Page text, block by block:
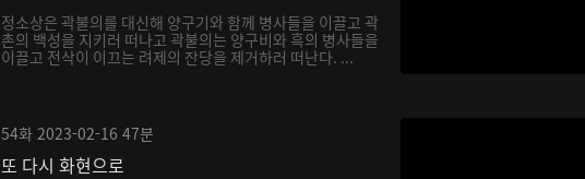
정소상은 곽불의를 대신해 양구기와 함께 병사들을 이끌고 곽
촌의 백성을 지키러 떠나고 곽불의는 양구비와 흑의 병사들을
이끌고 전삭이 이끄는 려제의 잔당을 제거하러 떠난다. ...
54화 2023-02-16 47분
또 다시 화현으로